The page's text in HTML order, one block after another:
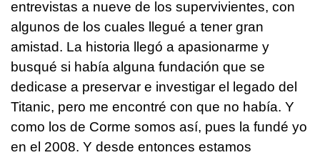
entrevistas a nueve de los supervivientes, con
algunos de los cuales llegué a tener gran
amistad. La historia llegó a apasionarme y
busqué si había alguna fundación que se
dedicase a preservar e investigar el legado del
Titanic, pero me encontré con que no había. Y
como los de Corme somos así, pues la fundé yo
en el 2008. Y desde entonces estamos